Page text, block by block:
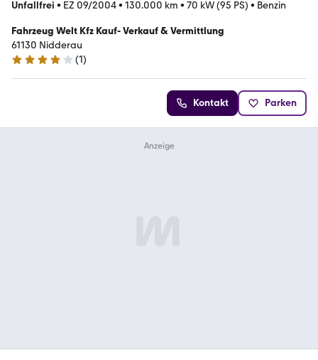
Unfallfrei • EZ 09/2004• 130.000 km • 70 kW (95 PS) • Benzin
Fahrzeug Welt Kfz Kauf- Verkauf & Vermittlung
61130 Nidderau
4 Sterne
(1)
Kontakt Parken